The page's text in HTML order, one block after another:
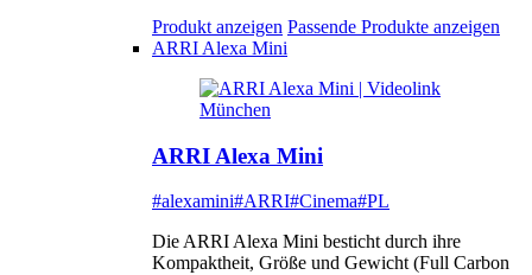
Produkt anzeigen Passende Produkte anzeigen
ARRI Alexa Mini
ARRI Alexa Mini
#alexamini#ARRI#Cinema#PL
Die ARRI Alexa Mini besticht durch ihre
Kompaktheit, Größe und Gewicht (Full Carbon